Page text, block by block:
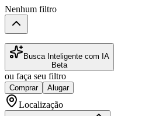
Nenhum filtro
Busca Inteligente com IA
Beta
ou faça seu filtro
Comprar Alugar
Localização